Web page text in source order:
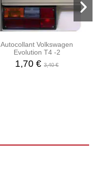
Autocollant Volkswagen
Evolution T4 -2
1,70 €3,40 €